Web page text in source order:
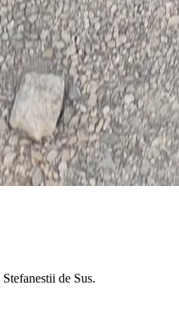
Stefanestii de Sus.